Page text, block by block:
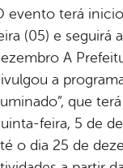
evento terá
(05) e seguirá
A
a
que
feira, 5 de
o dia 25 de